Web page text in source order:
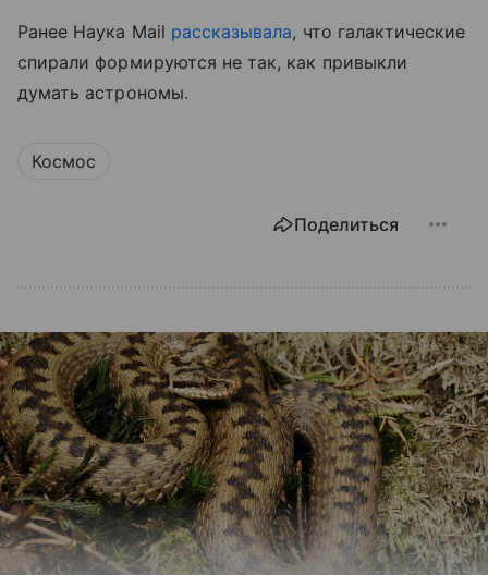
Ранее Наука Mail рассказывала, что галактические
спирали формируются не так, как привыкли
думать астрономы.
Космос
Поделиться